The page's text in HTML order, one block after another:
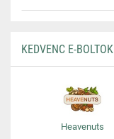
KEDVENC E-BOLTOK
Heavenuts